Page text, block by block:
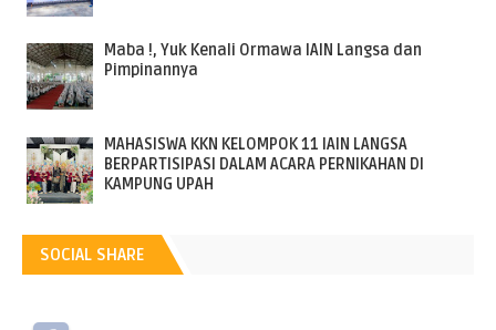
Maba !, Yuk Kenali Ormawa IAIN Langsa dan
Pimpinannya
MAHASISWA KKN KELOMPOK 11 IAIN LANGSA
BERPARTISIPASI DALAM ACARA PERNIKAHAN DI
KAMPUNG UPAH
SOCIAL SHARE